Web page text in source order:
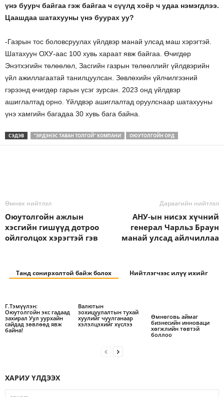
үнэ буурч байгаа гэж байгаа ч сүүлд хоёр ч удаа нэмэгдлээ.
Цаашдаа шатахууны үнэ буурах уу?
-Газрын тос боловсруулах үйлдвэр манай улсад маш хэрэгтэй.
Шатахуун ОХУ-аас 100 хувь хараат явж байгаа. Өчигдөр
Энэтхэгийн төлөөлөл, Засгийн газрын төлөөллийг үйлдвэрийн
үйл ажиллагаатай танилцуулсан. Зөвлөхийн үйлчилгээний
гэрээнд өчигдөр гарын үсэг зурсан. 2023 онд үйлдвэр
ашиглалтад орно. Үйлдвэр ашиглалтад оруулснаар шатахууны
үнэ хамгийн багадаа 30 хувь бага байна.
СЭДЭВ “ЭРДЭНЭС ТАВАН ТОЛГОЙ” КОМПАНИ ОЮУТОЛГОЙН ОРД
Өмнөх нийтлэл
Оюутолгойн ажлын
хэсгийн гишүүд дотроо
ойлголцох хэрэгтэй гэв
Дараагийн нийтлэл
АНУ-ын нисэх хүчний
генерал Чарльз Браун
манай улсад айлчиллаа
Танд сонирхолтой байж болох Нийтлэгчээс илүү ихийг
Г.Тэмүүлэн:
Оюутолгойн экс гадаад
захирал Уул уурхайн
сайдад зөвлөөд явж
байна!
Валютын
зохицуулалтын тухай
хуулийг чуулганаар
хэлэлцэхийг хүслээ
Өмнөговь аймаг
бизнесийн инноваци
хөгжлийн төвтэй
боллоо
ХАРИУ ҮЛДЭЭХ